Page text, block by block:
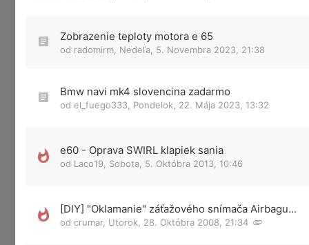
Zobrazenie teploty motora e 65
od radomirm Nedeľa, 5. Novembra 2023, 21:38
Bmw navi mk4 slovencina zadarmo
od el_fuego333 Pondelok, 22. Mája 2023, 13:32
e60 - Oprava SWIRL klapiek sania
od Laco19 Sobota, 5. Októbra 2013, 10:46
[DIY] "Oklamanie" záťažového snímača Airbagu...
od crumar, Utorok, 28. Októbra 2008, 21:34